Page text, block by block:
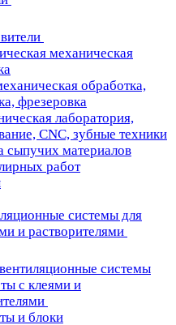
механическая
обработка,
фрезеровка
лаборатория,
CNC, зубные техники
сыпучих материалов
работ
системы для
и растворителями
системы
с клеями и
и блоки